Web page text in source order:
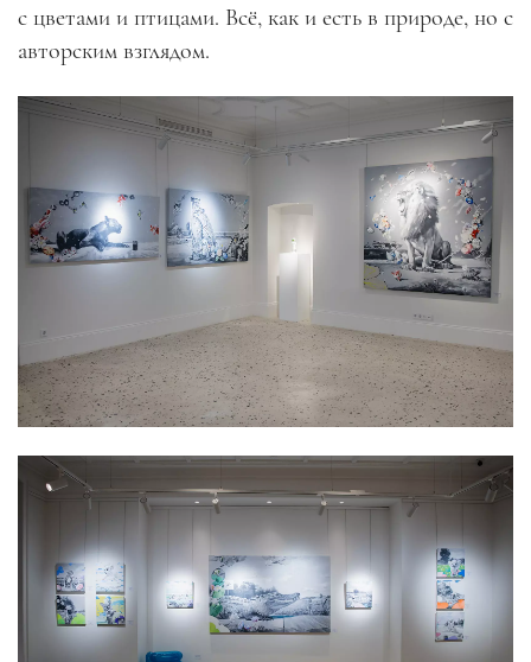
с цветами и птицами. Всё, как и есть в природе, но с
авторским взглядом.